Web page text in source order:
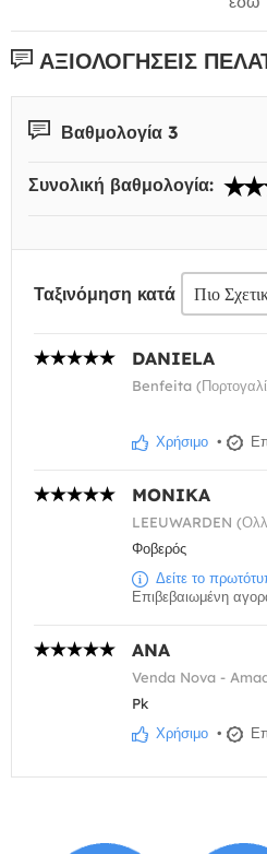
ΑΞΙΟΛΟΓΉΣΕΙΣ
Βαθμολογία 3
Συνολική βαθμολογία:
Ταξινόμηση κατά
DANIELA
Benfeita
Χρήσιμο •
MONIKA
LEEUWARDEN
Φοβερός
Δείτε το
Επιβεβαιωμένη
ANA
Venda Nova -
Pk
Χρήσιμο •